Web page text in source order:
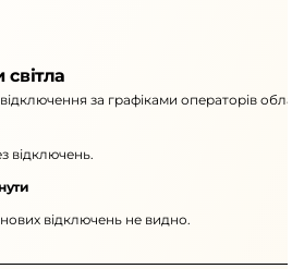
за графіками операторів
відключень.
відключень не видно.